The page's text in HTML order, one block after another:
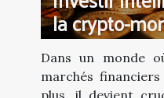
la crypto-
Dans un monde
marchés